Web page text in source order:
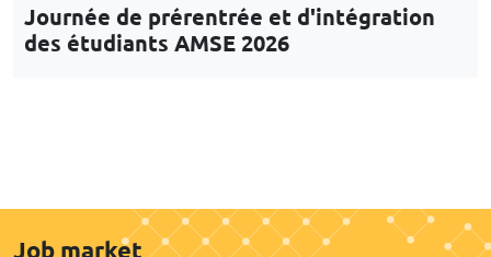
Journée de prérentrée et d'intégration
des étudiants AMSE 2026
Job market